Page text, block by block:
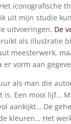
iconografische
uit mijn studie
uitvoeringen. De
als illustratie
meesterwerk,
er vorm aan
als man die
is. Een mooi lijf…
aankijkt… De
kleuren… Het